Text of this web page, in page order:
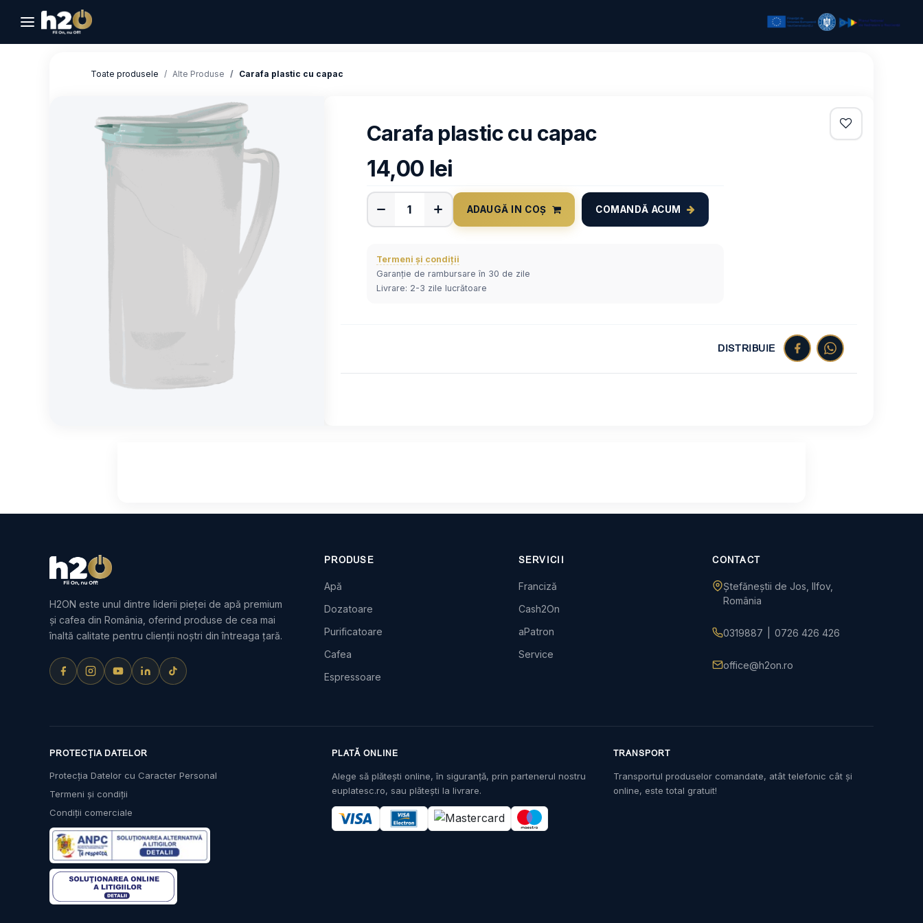
Toate produsele Alte Produse Carafa plastic cu capac
Carafa plastic cu capac
14,00 lei
ADAUGĂ IN COȘ COMANDĂ ACUM
Termeni și condiții
Garanție de rambursare în 30 de zile
Livrare: 2-3 zile lucrătoare
DISTRIBUIE
H2ON este unul dintre liderii pieței de apă premium
și cafea din România, oferind produse de cea mai
înaltă calitate pentru clienții noștri din întreaga țară.
PRODUSE
Apă
Dozatoare
Purificatoare
Cafea
Espressoare
SERVICII
Franciză
Cash2On
aPatron
Service
CONTACT
Ștefăneștii de Jos, Ilfov,
România
0319887 0726 426 426
office@h2on.ro
PROTECȚIA DATELOR
Protecția Datelor cu Caracter Personal
Termeni și condiții
Condiții comerciale
PLATĂ ONLINE
Alege să plătești online, în siguranță, prin partenerul nostru
euplatesc.ro, sau plătești la livrare.
TRANSPORT
Transportul produselor comandate, atât telefonic cât și
online, este total gratuit!